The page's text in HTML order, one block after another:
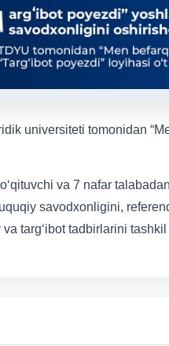
universiteti tomonidan
va 7 nafar
savodxonligini,
targ‘ibot tadbirlarini tashkil